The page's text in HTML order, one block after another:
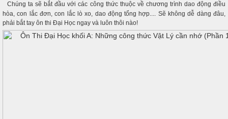
Chúng ta sẽ bắt đầu với các công thức thuộc về chương trình dao động điều
hòa, con lắc đơn, con lắc lò xo, dao động tổng hợp.... Sẽ không dễ dàng đâu,
phải bắt tay ôn thi Đại Học ngay và luôn thôi nào!